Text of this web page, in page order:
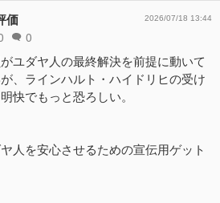
価
0
2026/07/18 13:44
ユダヤ人の最終解決を前提に動いて
、ラインハルト・ハイドリヒの受け
快でもっと恐ろしい。
人を安心させるための宣伝用ゲット